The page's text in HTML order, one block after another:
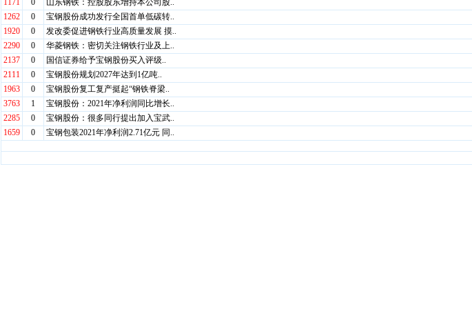
1171 0 山东钢铁：控股股东增持本公司股..
1262
0 宝钢股份成功发行全国首单低碳转..
1920
0 发改委促进钢铁行业高质量发展 摸..
2290
0 华菱钢铁：密切关注钢铁行业及上..
2137
0 国信证券给予宝钢股份买入评级..
2111
0 宝钢股份规划2027年达到1亿吨..
1963
0 宝钢股份复工复产挺起“钢铁脊梁..
3763
1 宝钢股份：2021年净利润同比增长..
2285
0 宝钢股份：很多同行提出加入宝武..
1659
0 宝钢包装2021年净利润2.71亿元 同..